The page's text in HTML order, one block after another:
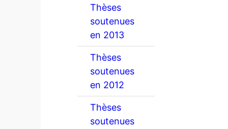
Thèses
soutenues
en 2013
Thèses
soutenues
en 2012
Thèses
soutenues